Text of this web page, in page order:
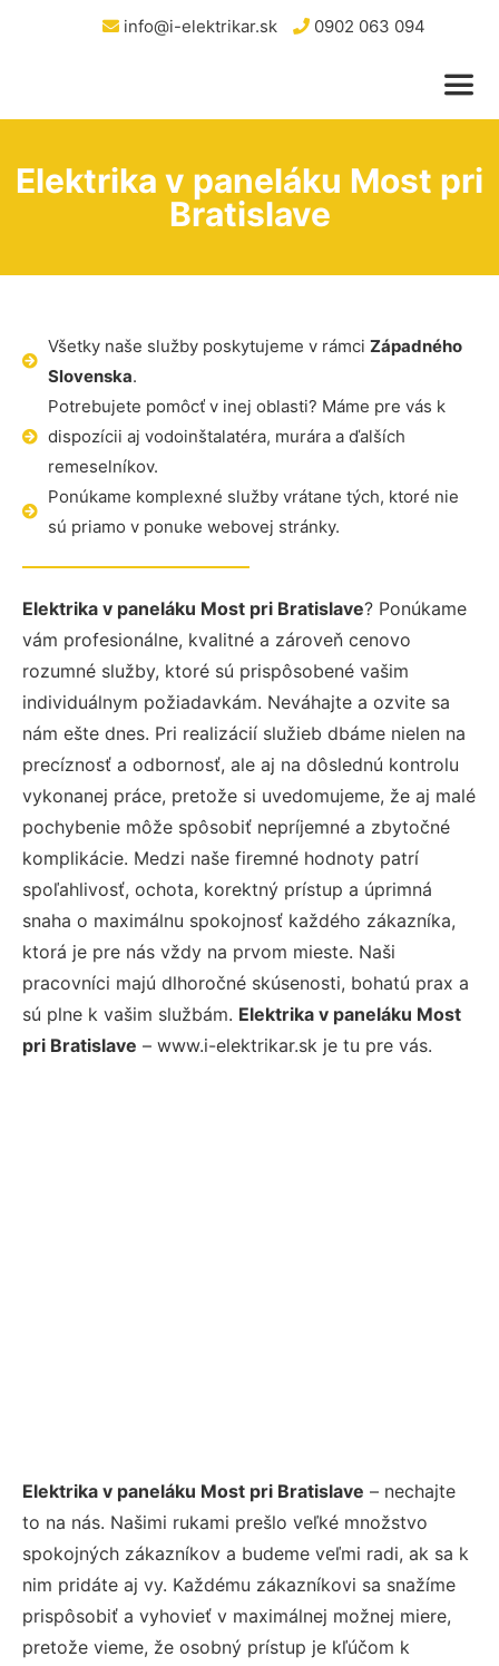
info@i-elektrikar.sk 0902 063 094
Elektrika v paneláku Most pri
Bratislave
Všetky naše služby poskytujeme v rámci Západného
Slovenska.
Potrebujete pomôcť v inej oblasti? Máme pre vás k
dispozícii aj vodoinštalatéra, murára a ďalších
remeselníkov.
Ponúkame komplexné služby vrátane tých, ktoré nie
sú priamo v ponuke webovej stránky.
Elektrika v paneláku Most pri Bratislave? Ponúkame
vám profesionálne, kvalitné a zároveň cenovo
rozumné služby, ktoré sú prispôsobené vašim
individuálnym požiadavkám. Neváhajte a ozvite sa
nám ešte dnes. Pri realizácií služieb dbáme nielen na
precíznosť a odbornosť, ale aj na dôslednú kontrolu
vykonanej práce, pretože si uvedomujeme, že aj malé
pochybenie môže spôsobiť nepríjemné a zbytočné
komplikácie. Medzi naše firemné hodnoty patrí
spoľahlivosť, ochota, korektný prístup a úprimná
snaha o maximálnu spokojnosť každého zákazníka,
ktorá je pre nás vždy na prvom mieste. Naši
pracovníci majú dlhoročné skúsenosti, bohatú prax a
sú plne k vašim službám. Elektrika v paneláku Most
pri Bratislave – www.i-elektrikar.sk je tu pre vás.
Elektrika v paneláku Most pri Bratislave – nechajte
to na nás. Našimi rukami prešlo veľké množstvo
spokojných zákazníkov a budeme veľmi radi, ak sa k
nim pridáte aj vy. Každému zákazníkovi sa snažíme
prispôsobiť a vyhovieť v maximálnej možnej miere,
pretože vieme, že osobný prístup je kľúčom k